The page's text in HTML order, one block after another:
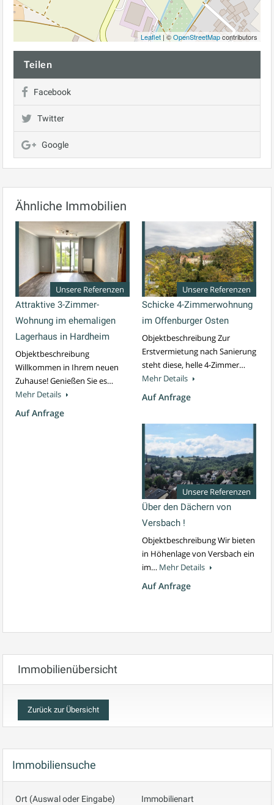
Leaflet | ©OpenStreetMapcontributors
Teilen
Facebook
Twitter
Google
Ähnliche Immobilien
Unsere Referenzen
Attraktive 3-Zimmer-
Wohnung im ehemaligen
Lagerhaus in Hardheim
Objektbeschreibung
Willkommen in Ihrem neuen
Zuhause! Genießen Sie es…
Mehr Details
Auf Anfrage
Unsere Referenzen
Schicke 4-Zimmerwohnung
im Offenburger Osten
Objektbeschreibung Zur
Erstvermietung nach Sanierung
steht diese, helle 4-Zimmer…
Mehr Details
Auf Anfrage
Unsere Referenzen
Über den Dächern von
Versbach !
Objektbeschreibung Wir bieten
in Höhenlage von Versbach ein
im… Mehr Details
Auf Anfrage
Immobilienübersicht
Immobiliensuche
Ort (Auswal oder Eingabe) Immobilienart